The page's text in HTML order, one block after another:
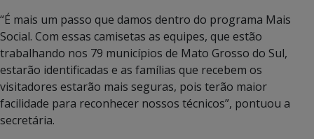
“É mais um passo que damos dentro do programa Mais
Social. Com essas camisetas as equipes, que estão
trabalhando nos 79 municípios de Mato Grosso do Sul,
estarão identificadas e as famílias que recebem os
visitadores estarão mais seguras, pois terão maior
facilidade para reconhecer nossos técnicos”, pontuou a
secretária.